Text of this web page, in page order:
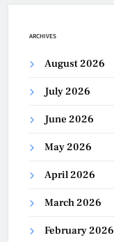
ARCHIVES
August 2026
July 2026
June 2026
May 2026
April 2026
March 2026
February 2026